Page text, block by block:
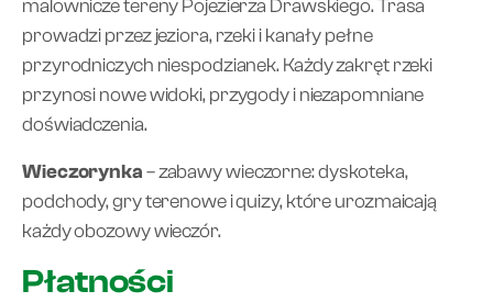
malownicze tereny Pojezierza Drawskiego. Trasa
prowadzi przez jeziora, rzeki i kanały pełne
przyrodniczych niespodzianek. Każdy zakręt rzeki
przynosi nowe widoki, przygody i niezapomniane
doświadczenia.
Wieczorynka– zabawy wieczorne: dyskoteka,
podchody, gry terenowe i quizy, które urozmaicają
każdy obozowy wieczór.
Płatności